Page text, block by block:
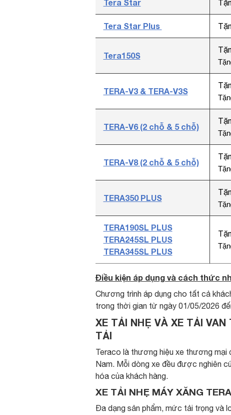
Tera Star
Tera Star Plus
Tera150S
TERA-V3 & TERA-V3S
TERA-V6 (2 chỗ & 5 chỗ)
TERA-V8 (2 chỗ & 5 chỗ)
TERA350 PLUS
TERA190SL PLUS
TERA245SL PLUS
TERA345SL PLUS
Điều kiện áp dụng và cách thức
Chương trình áp dụng cho tất cả
trong thời gian từ ngày 01/05/2026
XE TẢI NHẸ VÀ XE TẢI
TẢI
Teraco là thương hiệu xe thương mại
Nam. Mỗi dòng xe đều được nghiên
hóa của khách hàng.
XE TẢI NHẸ MÁY XĂNG
Đa dạng sản phẩm, mức tải trọng và